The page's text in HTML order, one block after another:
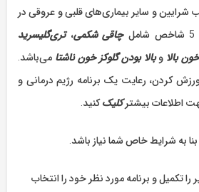
نوع 2، تصلب شرایین و سایر بیماری‌های قلبی و عروقی در
چاقی شکمی،تری‌گلیسرید
بالا وبالا بودن گلوکز خون ناشتا می‌باشد.
ورزش کردن، رعایت یک برنامه رژیم درمانی و
اطلاعات بیشترکلیک کنید.
به شرایط خاص شما نیاز باشد.
تکمیل و برنامه مورد نظر خود را انتخاب